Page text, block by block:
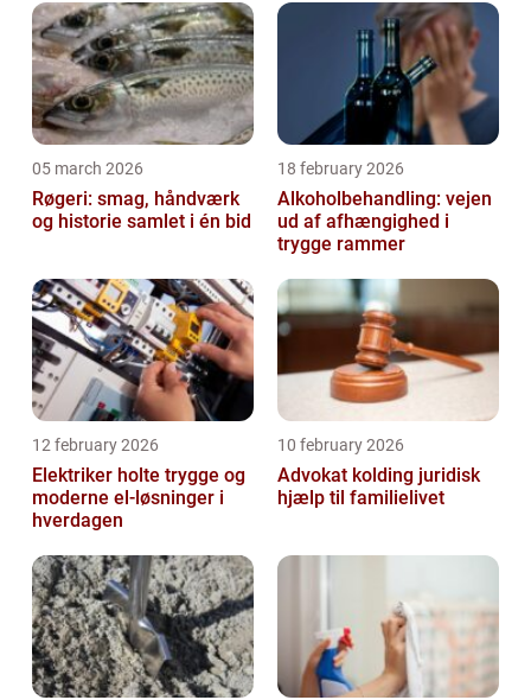
05 march 2026
Røgeri: smag, håndværk
og historie samlet i én bid
18 february 2026
Alkoholbehandling: vejen
ud af afhængighed i
trygge rammer
12 february 2026
Elektriker holte trygge og
moderne el-løsninger i
hverdagen
10 february 2026
Advokat kolding juridisk
hjælp til familielivet